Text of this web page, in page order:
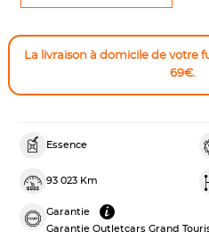
Essence
93 023 Km
Garantie
Garantie Outletcars Grand
La livraison à domicile de votre
69€.